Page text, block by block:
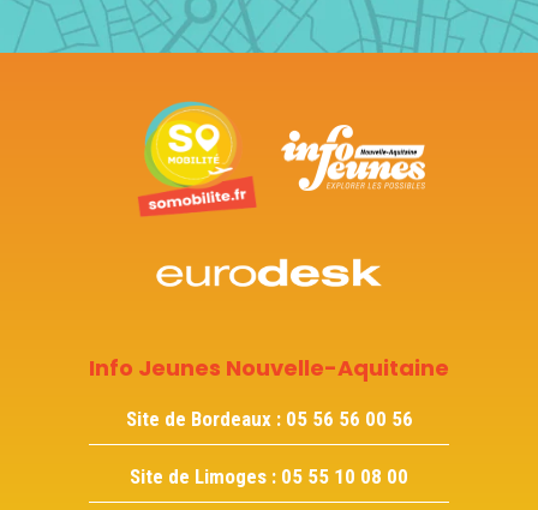
Info Jeunes Nouvelle-Aquitaine
Site de Bordeaux : 05 56 56 00 56
Site de Limoges : 05 55 10 08 00